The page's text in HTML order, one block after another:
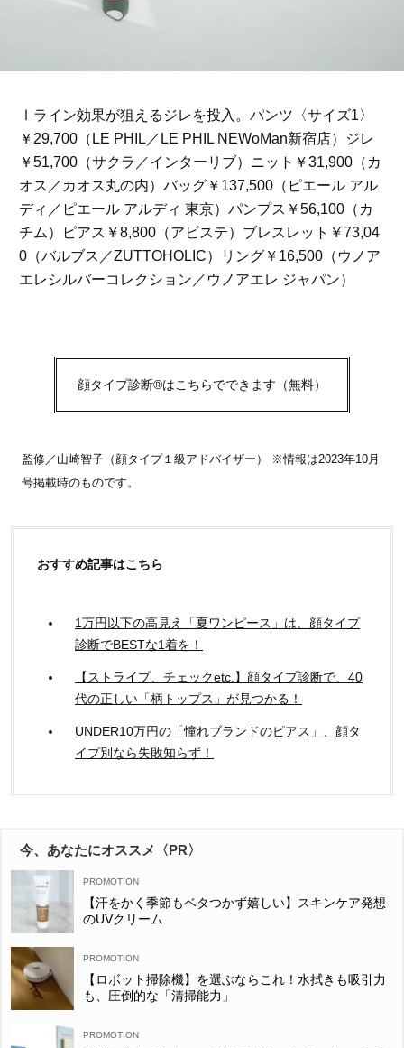
Ⅰライン効果が狙えるジレを投入。パンツ〈サイズ1〉
￥29,700（LE PHIL／LE PHIL NEWoMan新宿店）ジレ
￥51,700（サクラ／インターリブ）ニット￥31,900（カ
オス／カオス丸の内）バッグ￥137,500（ピエール アル
ディ／ピエール アルディ 東京）パンプス￥56,100（カ
チム）ピアス￥8,800（アビステ）ブレスレット￥73,04
0（バルブス／ZUTTOHOLIC）リング￥16,500（ウノア
エレシルバーコレクション／ウノアエレ ジャパン）
顔タイプ診断®はこちらでできます（無料）
監修／山崎智子（顔タイプ１級アドバイザー） ※情報は2023年10月
号掲載時のものです。
おすすめ記事はこちら
1万円以下の高見え「夏ワンピース」は、顔タイプ
診断でBESTな1着を！
【ストライプ、チェックetc.】顔タイプ診断で、40
代の正しい「柄トップス」が見つかる！
UNDER10万円の「憧れブランドのピアス」、顔タ
イプ別なら失敗知らず！
今、あなたにオススメ〈PR〉
【汗をかく季節もベタつかず嬉しい】スキンケア発想
のUVクリーム
【ロボット掃除機】を選ぶならこれ！水拭きも吸引力
も、圧倒的な「清掃能力」